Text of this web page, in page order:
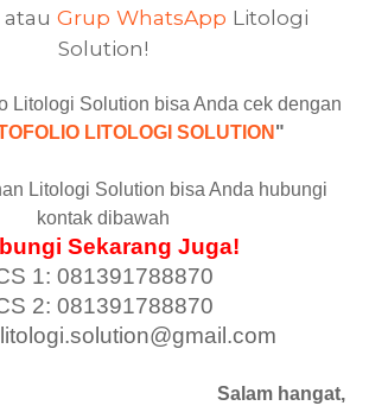
atau Grup WhatsApp Litologi
Solution!
Litologi Solution bisa Anda cek dengan
LITOLOGI SOLUTION "
Litologi Solution bisa Anda hubungi
kontak dibawah
Sekarang Juga!
1: 081391788870
2: 081391788870
Salam hangat,